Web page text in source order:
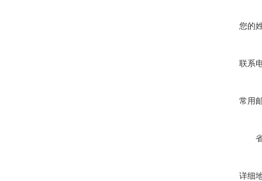
您的
联系
常用
详细